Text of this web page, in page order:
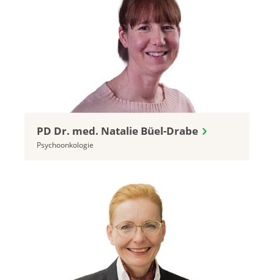
PD Dr. med. Natalie Büel-Drabe
Psychoonkologie